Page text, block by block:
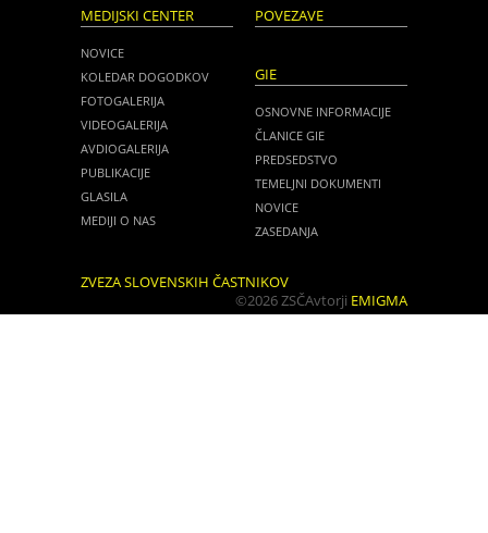
MEDIJSKI CENTER
NOVICE
KOLEDAR DOGODKOV
FOTOGALERIJA
VIDEOGALERIJA
AVDIOGALERIJA
PUBLIKACIJE
GLASILA
MEDIJI O NAS
POVEZAVE
GIE
OSNOVNE INFORMACIJE
ČLANICE GIE
PREDSEDSTVO
TEMELJNI DOKUMENTI
NOVICE
ZASEDANJA
ZVEZA SLOVENSKIH ČASTNIKOV
©2026 ZSČAvtorji EMIGMA